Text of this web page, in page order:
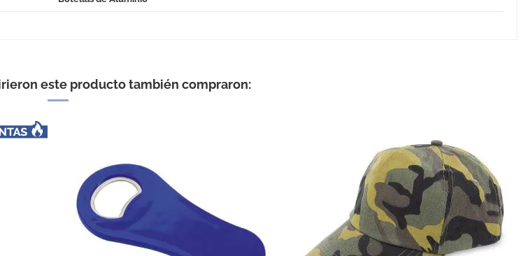
product experience
100%
0%
este producto también compraron: